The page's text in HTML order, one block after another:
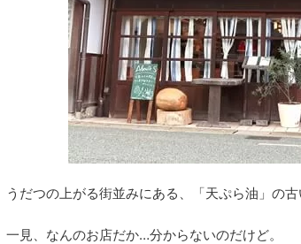
うだつの上がる街並みにある、「天ぷら油」の古
一見、なんのお店だか…分からないのだけど。